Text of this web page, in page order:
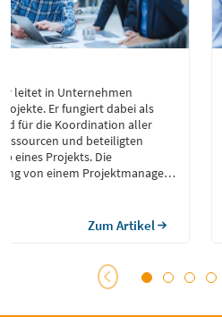
leitet in Unternehmen
Er fungiert dabei als
für die Koordination aller
und beteiligten
eines Projekts. Die
von einem Projektmanager
aller Beteiligten
Zum Artikel